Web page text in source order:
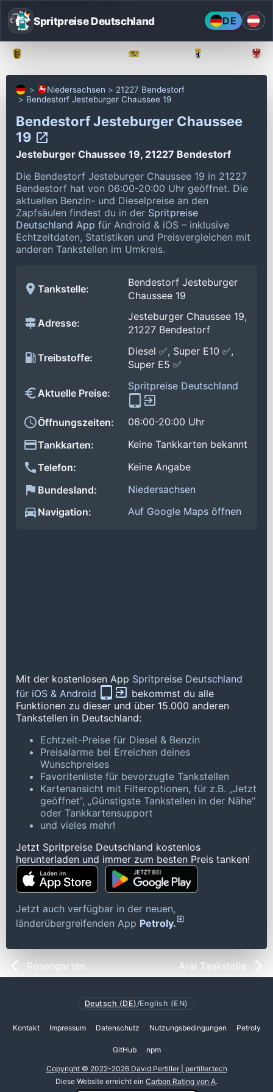
Spritpreise Deutschland DE
Niedersachsen
21227 Bendestorf
Bendestorf Jesteburger Chaussee 19
Bendestorf Jesteburger Chaussee
19
Jesteburger Chaussee 19, 21227 Bendestorf
Die Bendestorf Jesteburger Chaussee 19 in 21227
Bendestorf hat von 06:00-20:00 Uhr geöffnet. Die
aktuellen Benzin- und Dieselpreise an den
Zapfsäulen findest du in der Spritpreise
Deutschland App für Android & iOS – inklusive
Echtzeitdaten, Statistiken und Preisvergleichen mit
anderen Tankstellen im Umkreis.
Tankstelle:
Bendestorf Jesteburger
Chaussee 19
Adresse:
Jesteburger Chaussee 19,
21227 Bendestorf
Treibstoffe:
Diesel ✅, Super E10 ✅,
Super E5 ✅
Aktuelle Preise:
Spritpreise Deutschland
Öffnungszeiten:
06:00-20:00 Uhr
Tankkarten:
Keine Tankkarten bekannt
Telefon:
Keine Angabe
Bundesland:
Niedersachsen
Navigation:
Auf Google Maps öffnen
Mit der kostenlosen App Spritpreise Deutschland
für iOS & Android
bekommst du alle
Funktionen zu dieser und über 15.000 anderen
Tankstellen in Deutschland:
Echtzeit-Preise für Diesel & Benzin
Preisalarme bei Erreichen deines
Wunschpreises
Favoritenliste für bevorzugte Tankstellen
Kartenansicht mit Filteroptionen, für z.B. „Jetzt
geöffnet“, „Günstigste Tankstellen in der Nähe“
oder Tankkartensupport
und vieles mehr!
Jetzt Spritpreise Deutschland kostenlos
herunterladen und immer zum besten Preis tanken!
Jetzt auch verfügbar in der neuen,
länderübergreifenden App Petroly.
Rosengarten Aral Tankstelle
Deutsch (DE) /English (EN)
Kontakt Impressum Datenschutz Nutzungsbedingungen Petroly
GitHub npm
Copyright © 2022-2026 David Pertiller | pertiller.tech
Diese Website erreicht ein Carbon Rating von A.